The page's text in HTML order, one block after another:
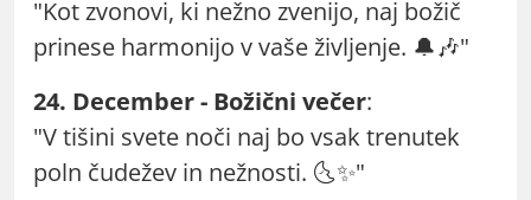
"Kot zvonovi, ki nežno zvenijo, naj božič
prinese harmonijo v vaše življenje. 🔔🎶"
24. December - Božični večer:
"V tišini svete noči naj bo vsak trenutek
poln čudežev in nežnosti. 🌜✨"